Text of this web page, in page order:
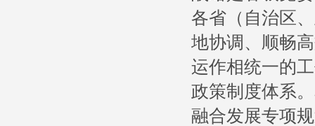
各省（自治区
地协调、顺畅
运作相统一的
政策制度体系
融合发展专项